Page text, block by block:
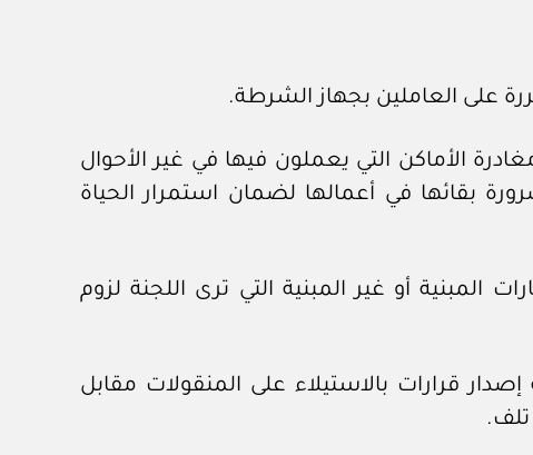
على العاملين بجهاز الشرطة.
الأماكن التي يعملون فيها في غير الأحوال
بقائها في أعمالها لضمان استمرار الحياة
المبنية أو غير المبنية التي ترى اللجنة لزوم
كما يجوز له إصدار قرارات بالاستيلاء على المنقولات مقابل